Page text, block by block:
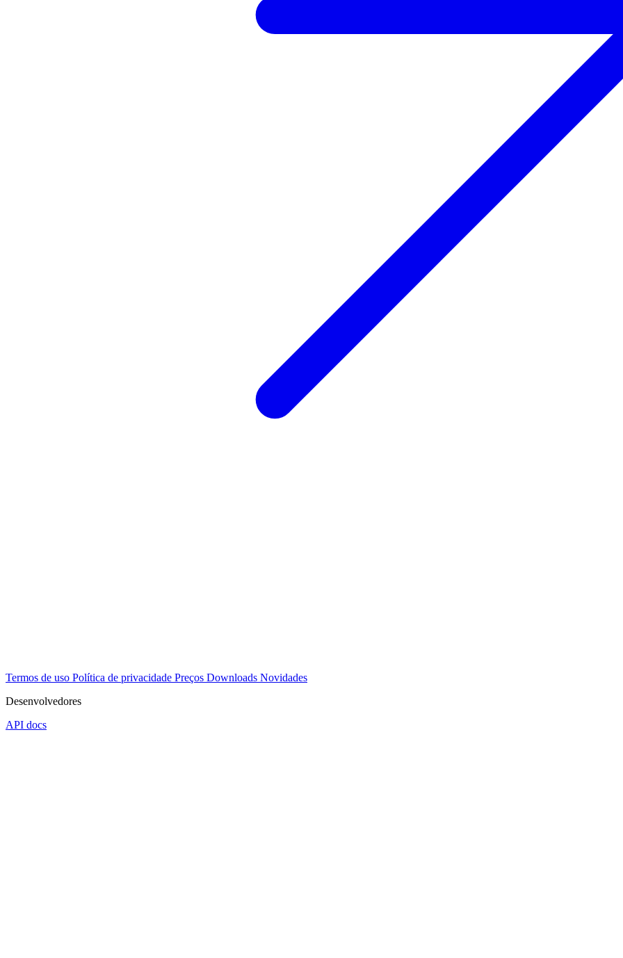
Termos de uso Política de privacidade Preços Downloads Novidades
Desenvolvedores
API docs